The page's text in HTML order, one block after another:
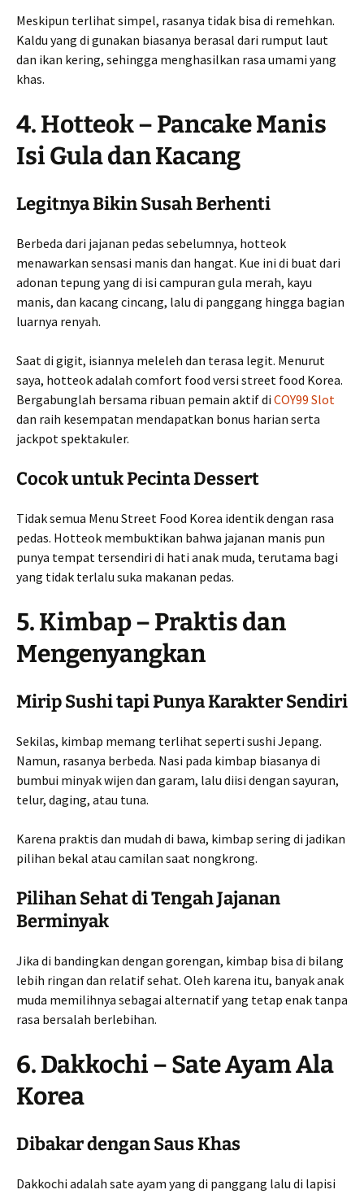
Meskipun terlihat simpel, rasanya tidak bisa di remehkan.
Kaldu yang di gunakan biasanya berasal dari rumput laut
dan ikan kering, sehingga menghasilkan rasa umami yang
khas.
4. Hotteok – Pancake Manis
Isi Gula dan Kacang
Legitnya Bikin Susah Berhenti
Berbeda dari jajanan pedas sebelumnya, hotteok
menawarkan sensasi manis dan hangat. Kue ini di buat dari
adonan tepung yang di isi campuran gula merah, kayu
manis, dan kacang cincang, lalu di panggang hingga bagian
luarnya renyah.
Saat di gigit, isiannya meleleh dan terasa legit. Menurut
saya, hotteok adalah comfort food versi street food Korea.
Bergabunglah bersama ribuan pemain aktif di COY99 Slot
dan raih kesempatan mendapatkan bonus harian serta
jackpot spektakuler.
Cocok untuk Pecinta Dessert
Tidak semua Menu Street Food Korea identik dengan rasa
pedas. Hotteok membuktikan bahwa jajanan manis pun
punya tempat tersendiri di hati anak muda, terutama bagi
yang tidak terlalu suka makanan pedas.
5. Kimbap – Praktis dan
Mengenyangkan
Mirip Sushi tapi Punya Karakter Sendiri
Sekilas, kimbap memang terlihat seperti sushi Jepang.
Namun, rasanya berbeda. Nasi pada kimbap biasanya di
bumbui minyak wijen dan garam, lalu diisi dengan sayuran,
telur, daging, atau tuna.
Karena praktis dan mudah di bawa, kimbap sering di jadikan
pilihan bekal atau camilan saat nongkrong.
Pilihan Sehat di Tengah Jajanan
Berminyak
Jika di bandingkan dengan gorengan, kimbap bisa di bilang
lebih ringan dan relatif sehat. Oleh karena itu, banyak anak
muda memilihnya sebagai alternatif yang tetap enak tanpa
rasa bersalah berlebihan.
6. Dakkochi – Sate Ayam Ala
Korea
Dibakar dengan Saus Khas
Dakkochi adalah sate ayam yang di panggang lalu di lapisi